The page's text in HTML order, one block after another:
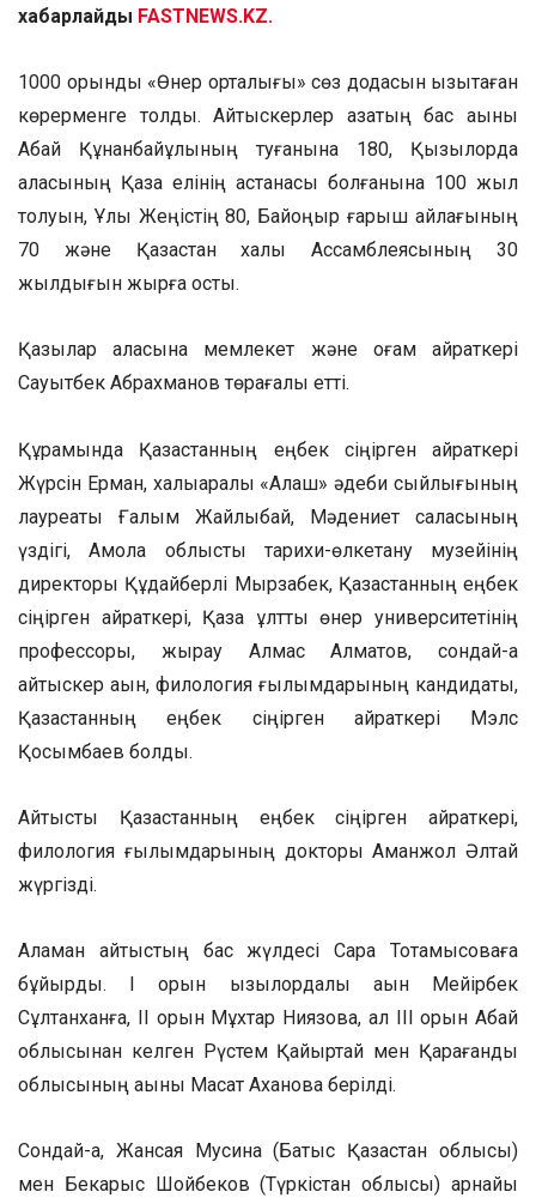
хабарлайды FASTNEWS.KZ.
1000 орындық «Өнер орталығы» сөз додасын қызықтаған
көрерменге толды. Айтыскерлер қазақтың бас ақыны
Абай Құнанбайұлының туғанына 180, Қызылорда
қаласының Қазақ елінің астанасы болғанына 100 жыл
толуын, Ұлы Жеңістің 80, Байқоңыр ғарыш айлағының
70 және Қазақстан халқы Ассамблеясының 30
жылдығын жырға қосты.
Қазылар алқасына мемлекет және қоғам қайраткері
Сауытбек Абрахманов төрағалық етті.
Құрамында Қазақстанның еңбек сіңірген қайраткері
Жүрсін Ерман, халықаралық «Алаш» әдеби сыйлығының
лауреаты Ғалым Жайлыбай, Мәдениет саласының
үздігі, Ақмола облыстық тарихи-өлкетану музейінің
директоры Құдайберлі Мырзабек, Қазақстанның еңбек
сіңірген қайраткері, Қазақ ұлттық өнер университетінің
профессоры, жырау Алмас Алматов, сондай-ақ
айтыскер ақын, филология ғылымдарының кандидаты,
Қазақстанның еңбек сіңірген қайраткері Мэлс
Қосымбаев болды.
Айтысты Қазақстанның еңбек сіңірген қайраткері,
филология ғылымдарының докторы Аманжол Әлтай
жүргізді.
Аламан айтыстың бас жүлдесі Сара Тоқтамысоваға
бұйырды. I орын қызылордалық ақын Мейірбек
Сұлтанханға, II орын Мұхтар Ниязовқа, ал III орын Абай
облысынан келген Рүстем Қайыртай мен Қарағанды
облысының ақыны Мақсат Ахановқа берілді.
Сондай-ақ, Жансая Мусина (Батыс Қазақстан облысы)
мен Бекарыс Шойбеков (Түркістан облысы) арнайы